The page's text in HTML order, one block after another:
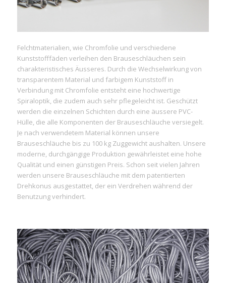
Felchtmaterialien, wie Chromfolie und verschiedene
Kunststofffäden verleihen den Brauseschläuchen sein
charakteristisches Äusseres. Durch die Wechselwirkung von
transparentem Material und farbigem Kunststoff in
Verbindung mit Chromfolie entsteht eine hochwertige
Spiraloptik, die zudem auch sehr pflegeleicht ist. Geschützt
werden die einzelnen Schichten durch eine äussere PVC-
Hülle, die alle Komponenten der Brauseschläuche versiegelt.
Je nach verwendetem Material können unsere
Brauseschläuche bis zu 100 kg Zuggewicht aushalten. Unsere
moderne, durchgängige Produktion gewährleistet eine hohe
Qualität und einen günstigen Preis. Schon seit vielen Jahren
werden unsere Brauseschläuche mit dem patentierten
Drehkonus ausgestattet, der ein Verdrehen während der
Benutzung verhindert.